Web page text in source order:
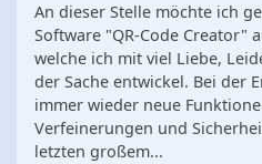
An dieser Stelle möchte ich
Software "QR-Code Creator"
welche ich mit viel Liebe,
der Sache entwickel. Bei der
immer wieder neue
Verfeinerungen und
letzten großem...